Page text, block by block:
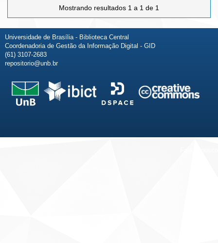
Mostrando resultados 1 a 1 de 1
Universidade de Brasília - Biblioteca Central
Coordenadoria de Gestão da Informação Digital - GID
(61) 3107-2683
repositorio@unb.br